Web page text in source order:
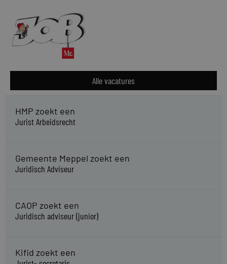
Alle vacatures
HMP zoekt een
Jurist Arbeidsrecht
Gemeente Meppel zoekt een
Juridisch Adviseur
CAOP zoekt een
Juridisch adviseur (junior)
Kifid zoekt een